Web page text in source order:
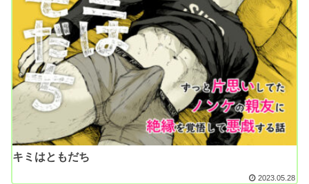
キミはともだち
2023.05.28